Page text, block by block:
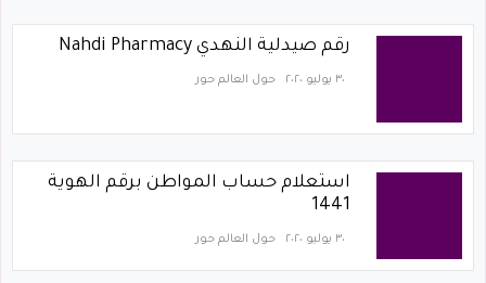
رقم صيدلية النهدي Nahdi Pharmacy
٣٠ يوليو ٢٠٢٠ حول العالم حور
استعلام حساب المواطن برقم الهوية
1441
٣٠ يوليو ٢٠٢٠ حول العالم حور